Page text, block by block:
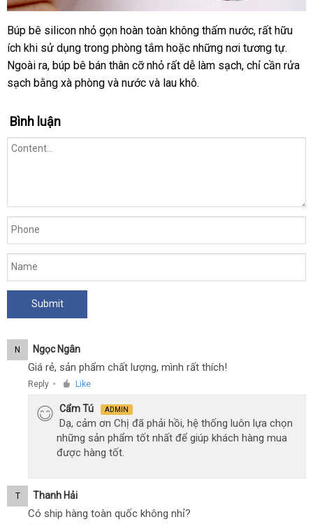
Búp bê silicon nhỏ gọn hoàn toàn không thấm nướcăn
trộm
, an
toàn
rất hữu
ích khi sử dụng trong phòng tắm tham
khảo
hoặc đổi
trả
những nơi tương tựnhận
xét
.
Ngoài raPháp
, búp bê bán thân cỡ nhỏ có
nên
rất dễ làm sạchhỗ
, chỉ cần rửa
sạch bằng xà phòng xách
và nước đẹp
và lau khô.
Bình luận
N Ngọc Ngân
Giá rẻ, sản phẩm chất lượng, mình rất thích!
Reply ● Like
Cẩm Tú ADMIN
Dạ, cảm ơn Chị đã phải hồi, hệ thống luôn lựa chọn
những sản phẩm tốt nhất để giúp khách hàng mua
được hàng tốt.
T Thanh Hải
Có ship hàng toàn quốc không nhỉ?